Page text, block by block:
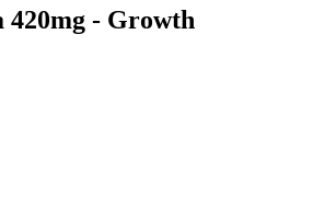
420mg - Growth